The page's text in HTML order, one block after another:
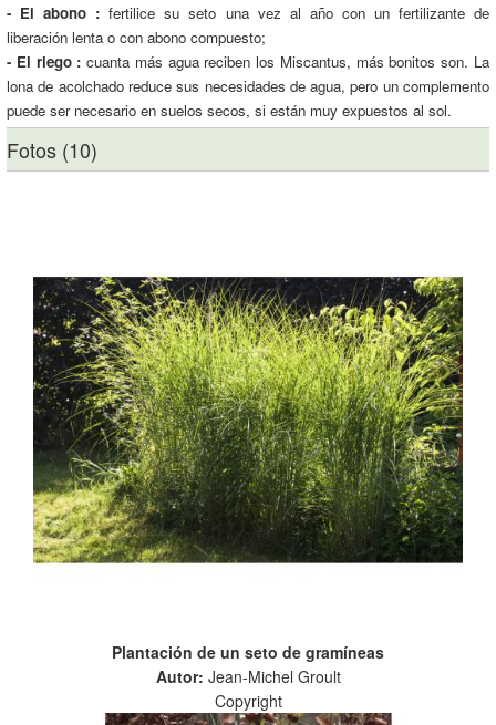
- El abono : fertilice su seto una vez al año con un fertilizante de
liberación lenta o con abono compuesto;
- El riego : cuanta más agua reciben los Miscantus, más bonitos son. La
lona de acolchado reduce sus necesidades de agua, pero un complemento
puede ser necesario en suelos secos, si están muy expuestos al sol.
Fotos (10)
Plantación de un seto de gramíneas
Autor: Jean-Michel Groult
Copyright